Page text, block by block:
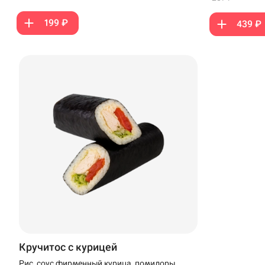
199 ₽ 439 ₽
Кручитос с курицей
Рис, соус фирменный,курица, помидоры,